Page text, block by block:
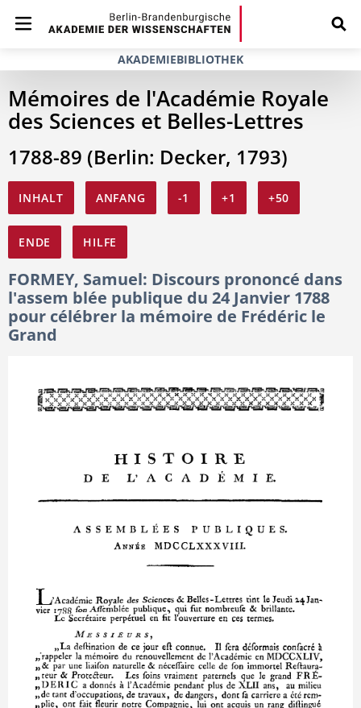
AKADEMIEBIBLIOTHEK
Mémoires de l'Académie Royale
des Sciences et Belles-Lettres
1788-89 (Berlin: Decker, 1793)
INHALT ANFANG -1 +1 +50
ENDE HILFE
FORMEY, Samuel: Discours prononcé dans
l'assem blée publique du 24 Janvier 1788
pour célébrer la mémoire de Frédéric le
Grand